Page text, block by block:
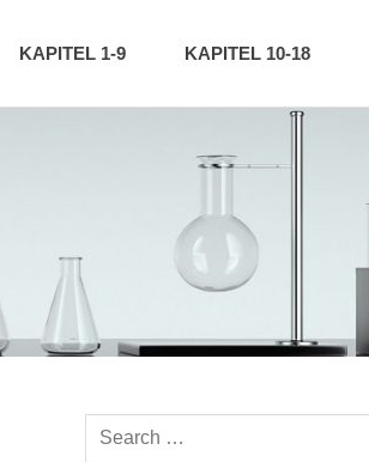
KAPITEL 1-9 KAPITEL 10-18
Search